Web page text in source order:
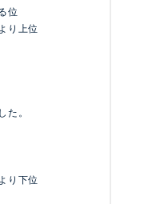
位
り上位
た。
り下位